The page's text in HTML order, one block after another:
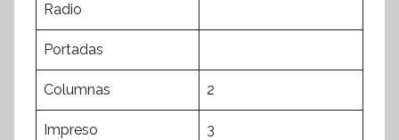
Radio
Portadas
Columnas 2
Impreso 3